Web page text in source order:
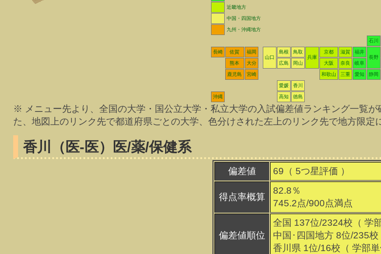
近畿地方
中国・四国地方
九州・沖縄地方
石川
長崎 佐賀
福岡
山口
島根
鳥取
兵庫
京都 滋賀
福井
長野
熊本 大分 広島 岡山 大阪 奈良 岐阜
鹿児島 宮崎 和歌山 三重 愛知 静岡
愛媛 香川
沖縄 高知 徳島
※ メニュー先より、全国の大学・国公立大学・私立大学の入試偏差値ランキング一覧
た、地図上のリンク先で都道府県ごとの大学、色分けされた左上のリンク先で地方限定
香川（医-医） 医/薬/保健系
偏差値 69（ 5つ星評価 ）
得点率概算
82.8％
745.2点/900点満点
偏差値順位
全国 137位/2324校（ 学部
中国･四国地方 8位/235校
香川県 1位/16校（ 学部単